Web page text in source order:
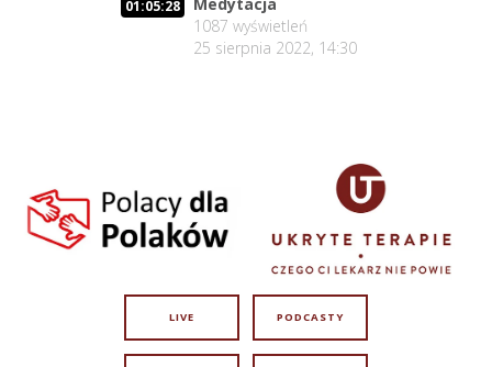
01:05:28
1087 wyświetleń
25 sierpnia 2022, 14:30
LIVE PODCASTY